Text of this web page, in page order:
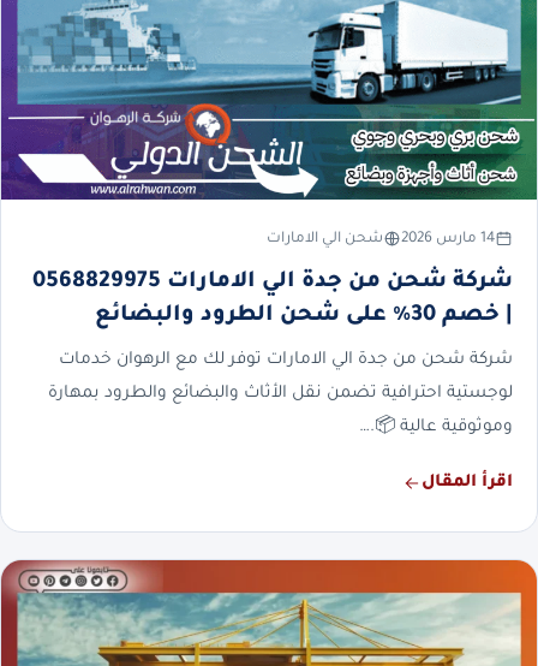
14 مارس 2026 شحن الي الامارات
شركة شحن من جدة الي الامارات 0568829975
| خصم 30% على شحن الطرود والبضائع
شركة شحن من جدة الي الامارات توفر لك مع الرهوان خدمات
لوجستية احترافية تضمن نقل الأثاث والبضائع والطرود بمهارة
وموثوقية عالية 📦.…
اقرأ المقال